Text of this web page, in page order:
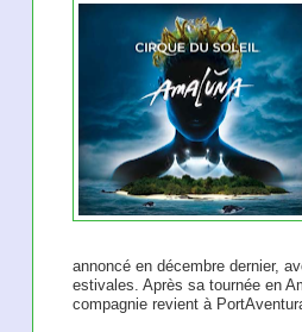
annoncé en décembre dernier,
estivales. Après sa tournée en
compagnie revient à